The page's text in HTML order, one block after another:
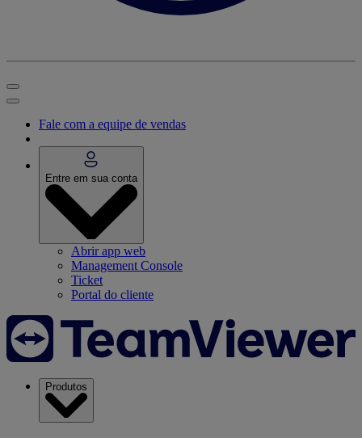
Fale com a equipe de vendas
Entre em sua conta
Abrir app web
Management Console
Ticket
Portal do cliente
Produtos